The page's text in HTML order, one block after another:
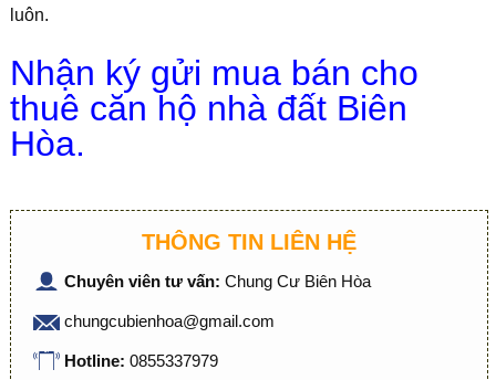
luôn.
Nhận ký gửi mua bán cho
thuê căn hộ nhà đất Biên
Hòa.
THÔNG TIN LIÊN HỆ
Chuyên viên tư vấn: Chung Cư Biên Hòa
chungcubienhoa@gmail.com
Hotline: 0855337979